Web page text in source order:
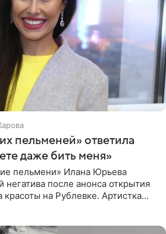
пельменей» ответила
даже бить меня»
пельмени» Илана Юрьева
негатива после анонса открытия
красоты на Рублевке. Артистка